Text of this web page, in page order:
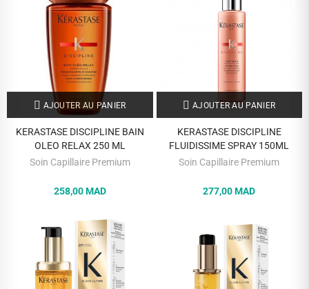
AJOUTER AU PANIER
KERASTASE DISCIPLINE BAIN
OLEO RELAX 250 ML
Soin Capillaire Premium
258,00 MAD
AJOUTER AU PANIER
KERASTASE DISCIPLINE
FLUIDISSIME SPRAY 150ML
Soin Capillaire Premium
277,00 MAD